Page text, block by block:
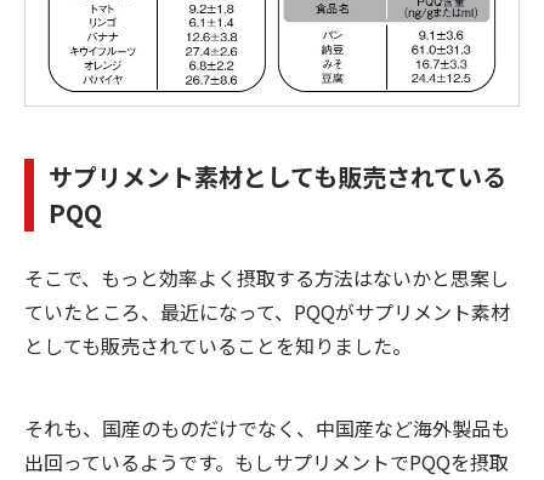
サプリメント素材としても販売されている
PQQ
そこで、もっと効率よく摂取する方法はないかと思案し
ていたところ、最近になって、PQQがサプリメント素材
としても販売されていることを知りました。
それも、国産のものだけでなく、中国産など海外製品も
出回っているようです。もしサプリメントでPQQを摂取